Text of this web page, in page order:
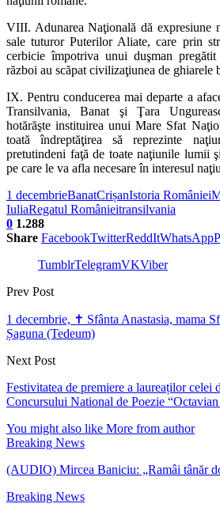
VIII. Adunarea Naţională dă expresiune
sale tuturor Puterilor Aliate, care prin
cerbicie împotriva unui duşman
război au scăpat civilizaţiunea de ghiarele
IX. Pentru conducerea mai departe a
Transilvania, Banat şi Ţara
hotărăşte instituirea unui Mare Sfat
toată îndreptăţirea să reprezinte
pretutindeni faţă de toate naţiunile lumii
pe care le va afla necesare în interesul
1 decembrieBanatCrișanIstoria României
IuliaRegatul Românieitransilvania
0 1.288
Share FacebookTwitterReddItWhatsApp
TumblrTelegramVKViber
Prev Post
1 decembrie, ✝ Sfânta Anastasia, mama
Șaguna (Tedeum)
Next Post
Festivitatea de premiere a laureaților
Concursului National de Poezie
You might also like More from author
Breaking News
(AUDIO) Mircea Baniciu: „Ramâi tânăr
Breaking News